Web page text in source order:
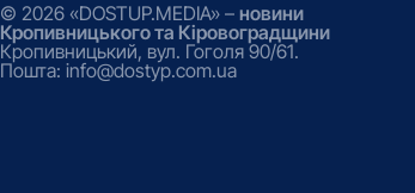
© 2026 «DOSTUP.MEDIA» – новини
Кропивницького та Кіровоградщини
Кропивницький, вул. Гоголя 90/61.
Пошта: info@dostyp.com.ua